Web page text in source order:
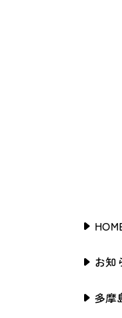
お知
多摩